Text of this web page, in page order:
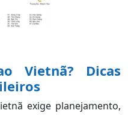
Vietnã? Dicas
exige planejamento,